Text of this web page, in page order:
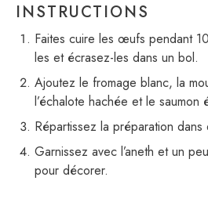
INSTRUCTIONS
Faites cuire les œufs pendant
les et écrasez-les dans un bol.
Ajoutez le fromage blanc, la
l’échalote hachée et le
Répartissez la préparation dans
Garnissez avec l’aneth et un
pour décorer.